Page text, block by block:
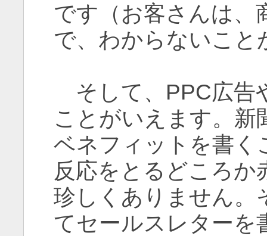
です（お客さんは、
で、わからないこと
そして、PPC広告
ことがいえます。新
ベネフィットを書く
反応をとるどころ
珍しくありません。
てセールスレターを